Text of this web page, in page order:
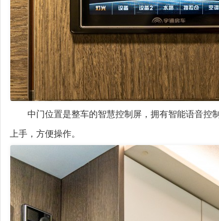
中门位置是整车的智慧控制屏 ，拥有智能语音控
上手，方便操作。